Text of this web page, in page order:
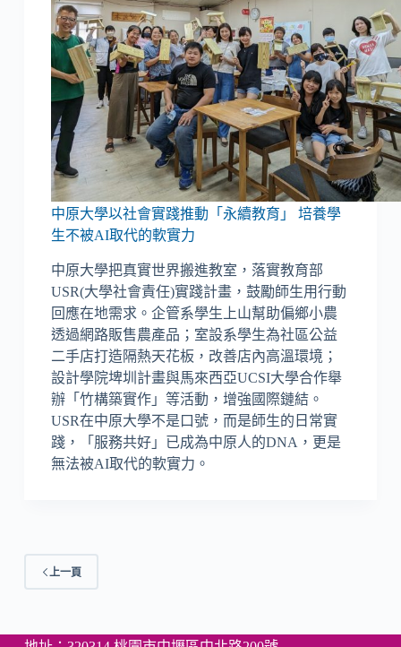
中原大學以社會實踐推動「永續教育」 培養學
生不被AI取代的軟實力
中原大學把真實世界搬進教室，落實教育部
USR(大學社會責任)實踐計畫，鼓勵師生用行動
回應在地需求。企管系學生上山幫助偏鄉小農
透過網路販售農產品；室設系學生為社區公益
二手店打造隔熱天花板，改善店內高溫環境；
設計學院埤圳計畫與馬來西亞UCSI大學合作舉
辦「竹構築實作」等活動，增強國際鏈結。
USR在中原大學不是口號，而是師生的日常實
踐，「服務共好」已成為中原人的DNA，更是
無法被AI取代的軟實力。
上一頁